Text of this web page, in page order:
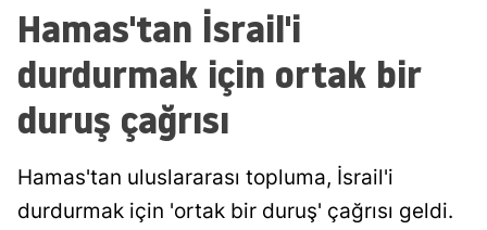
Hamas'tan İsrail'i
durdurmak için ortak bir
duruş çağrısı
Hamas'tan uluslararası topluma, İsrail'i
durdurmak için 'ortak bir duruş' çağrısı geldi.